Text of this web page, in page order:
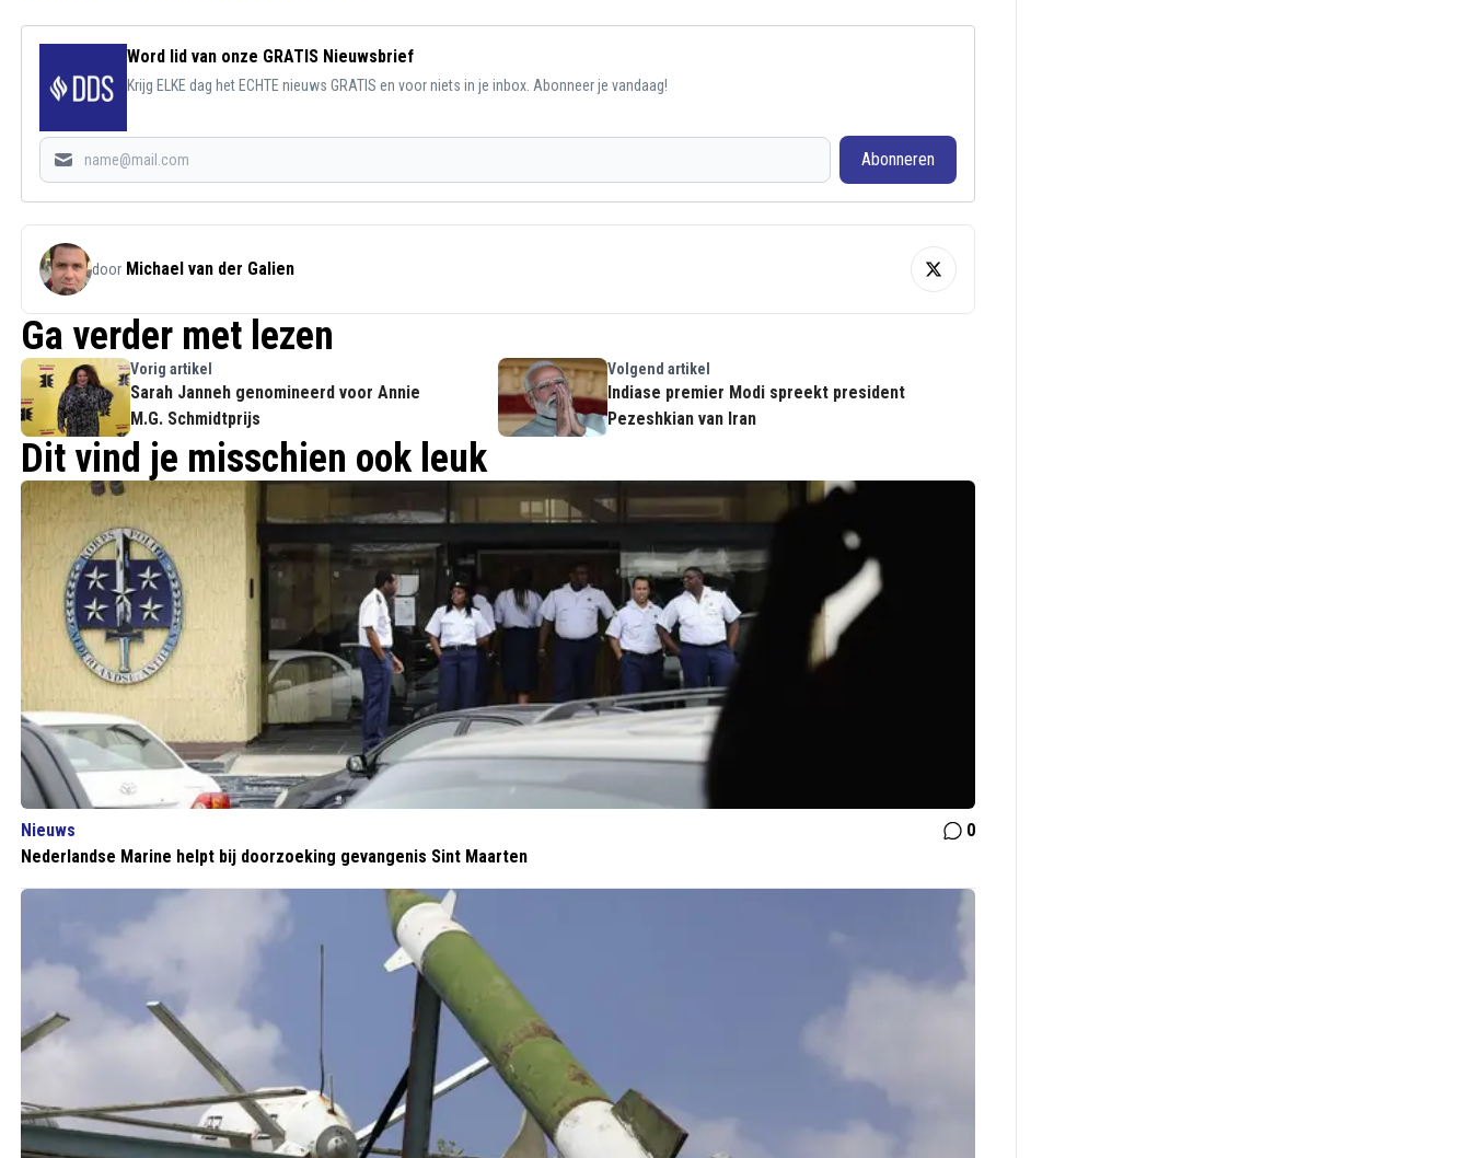
Word lid van onze GRATIS Nieuwsbrief
Krijg ELKE dag het ECHTE nieuws GRATIS en voor niets in je inbox. Abonneer je vandaag!
Abonneren
door Michael van der Galien
Ga verder met lezen
Vorig artikel
Sarah Janneh genomineerd voor Annie
M.G. Schmidtprijs
Volgend artikel
Indiase premier Modi spreekt president
Pezeshkian van Iran
Dit vind je misschien ook leuk
Nieuws
0
Nederlandse Marine helpt bij doorzoeking gevangenis Sint Maarten